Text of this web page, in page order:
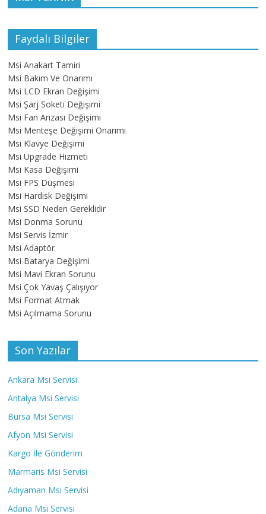
Faydalı Bilgiler
Msi Anakart Tamiri
Msi Bakım Ve Onarımı
Msi LCD Ekran Değişimi
Msi Şarj Soketi Değişimi
Msi Fan Arızası Değişimi
Msi Menteşe Değişimi Onarımı
Msi Klavye Değişimi
Msi Upgrade Hizmeti
Msi Kasa Değişimi
Msi FPS Düşmesi
Msi Hardisk Değişimi
Msi SSD Neden Gereklidir
Msi Donma Sorunu
Msi Servis İzmir
Msi Adaptör
Msi Batarya Değişimi
Msi Mavi Ekran Sorunu
Msi Çok Yavaş Çalışıyor
Msi Format Atmak
Msi Açılmama Sorunu
Son Yazılar
Ankara Msi Servisi
Antalya Msi Servisi
Bursa Msi Servisi
Afyon Msi Servisi
Kargo İle Gönderim
Marmaris Msi Servisi
Adıyaman Msi Servisi
Adana Msi Servisi